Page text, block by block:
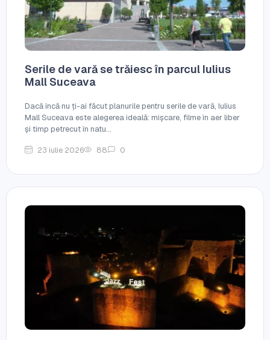
Serile de vară se trăiesc în parcul Iulius
Mall Suceava
Dacă încă nu ți-ai făcut planurile pentru serile de vară, Iulius
Mall Suceava este alegerea ideală: mișcare, filme în aer liber
și timp petrecut în natu...
23 iulie 2026 88 0